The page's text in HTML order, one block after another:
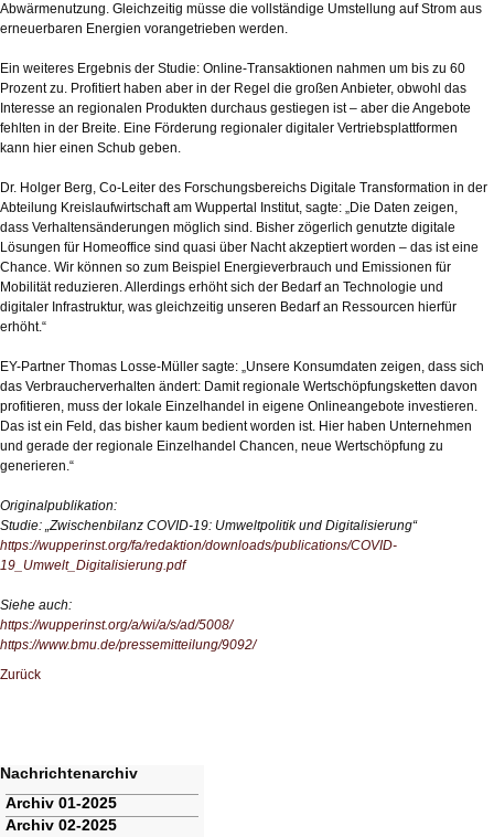
Abwärmenutzung. Gleichzeitig müsse die vollständige Umstellung auf Strom aus
erneuerbaren Energien vorangetrieben werden.
Ein weiteres Ergebnis der Studie: Online-Transaktionen nahmen um bis zu 60
Prozent zu. Profitiert haben aber in der Regel die großen Anbieter, obwohl das
Interesse an regionalen Produkten durchaus gestiegen ist – aber die Angebote
fehlten in der Breite. Eine Förderung regionaler digitaler Vertriebsplattformen
kann hier einen Schub geben.
Dr. Holger Berg, Co-Leiter des Forschungsbereichs Digitale Transformation in der
Abteilung Kreislaufwirtschaft am Wuppertal Institut, sagte: „Die Daten zeigen,
dass Verhaltensänderungen möglich sind. Bisher zögerlich genutzte digitale
Lösungen für Homeoffice sind quasi über Nacht akzeptiert worden – das ist eine
Chance. Wir können so zum Beispiel Energieverbrauch und Emissionen für
Mobilität reduzieren. Allerdings erhöht sich der Bedarf an Technologie und
digitaler Infrastruktur, was gleichzeitig unseren Bedarf an Ressourcen hierfür
erhöht.“
EY-Partner Thomas Losse-Müller sagte: „Unsere Konsumdaten zeigen, dass sich
das Verbraucherverhalten ändert: Damit regionale Wertschöpfungsketten davon
profitieren, muss der lokale Einzelhandel in eigene Onlineangebote investieren.
Das ist ein Feld, das bisher kaum bedient worden ist. Hier haben Unternehmen
und gerade der regionale Einzelhandel Chancen, neue Wertschöpfung zu
generieren.“
Originalpublikation:
Studie: „Zwischenbilanz COVID-19: Umweltpolitik und Digitalisierung“
https://wupperinst.org/fa/redaktion/downloads/publications/COVID-
19_Umwelt_Digitalisierung.pdf
Siehe auch:
https://wupperinst.org/a/wi/a/s/ad/5008/
https://www.bmu.de/pressemitteilung/9092/
Zurück
Nachrichtenarchiv
Navigation
überspringen
Archiv 01-2025
Archiv 02-2025